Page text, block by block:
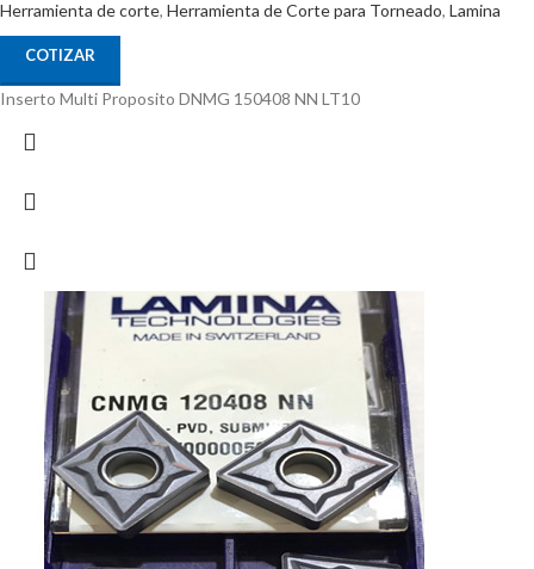
Herramienta de corte, Herramienta de Corte para Torneado, Lamina
COTIZAR
Inserto Multi Proposito DNMG 150408 NN LT10